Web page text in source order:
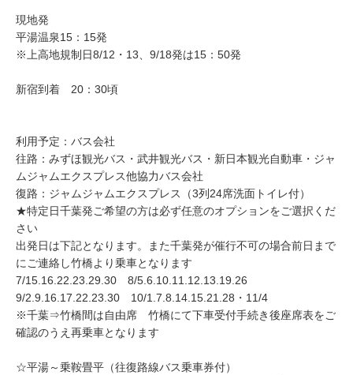
現地発
平湯温泉15：15発
※上高地規制日8/12・13、9/18発は15：50発
新宿到着 20：30頃
利用予定：バス会社
往路：みずほ観光バス・武井観光バス・新日本観光自動車・ジャ
ムジャムエクスプレス他協力バス会社
復路：ジャムジャムエクスプレス（3列24席洗面トイレ付）
★特定日千葉発ご希望の方は必ず任意のオプションをご選択くだ
さい
出発日は下記となります。また千葉発が催行不可の場合前日まで
にご連絡し竹橋より乗車となります
7/15.16.22.23.29.30 8/5.6.10.11.12.13.19.26
9/2.9.16.17.22.23.30 10/1.7.8.14.15.21.28・11/4
※千葉⇒竹橋間は自由席 竹橋にて下車受付手続き後座席表をご
確認のうえ再乗車となります
☆平湯～乗鞍畳平（往復路線バス乗車券付）